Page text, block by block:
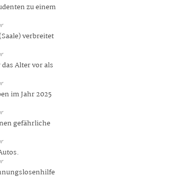
zu einem
verbreitet
Alter vor als
im Jahr 2025
gefährliche